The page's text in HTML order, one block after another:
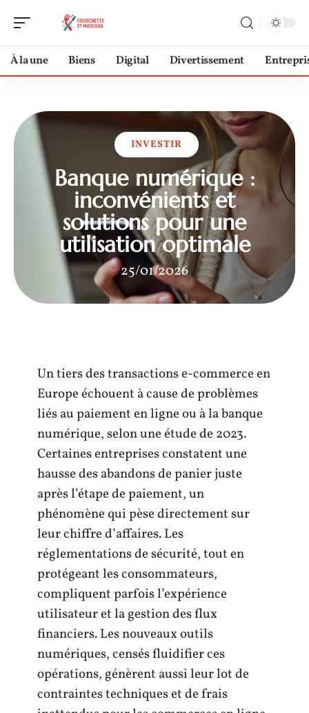
À la une Biens Digital Divertissement
INVESTIR
Banque numérique :
inconvénients et
solutions pour une
utilisation optimale
25/01/2026
Un tiers des transactions e-commerce en
Europe échouent à cause de problèmes
liés au paiement en ligne ou à la banque
numérique, selon une étude de 2023.
Certaines entreprises constatent une
hausse des abandons de panier juste
après l’étape de paiement, un
phénomène qui pèse directement sur
leur chiffre d’affaires. Les
réglementations de sécurité, tout en
protégeant les consommateurs,
compliquent parfois l’expérience
utilisateur et la gestion des flux
financiers. Les nouveaux outils
numériques, censés fluidifier ces
opérations, génèrent aussi leur lot de
contraintes techniques et de frais